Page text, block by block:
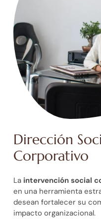
Dirección
Corporativo
La intervención social
en una herramienta
desean fortalecer su
impacto organizacional.